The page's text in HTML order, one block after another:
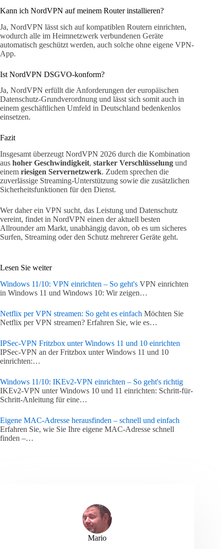
Kann ich NordVPN auf meinem Router installieren?
Ja, NordVPN lässt sich auf kompatiblen Routern einrichten,
wodurch alle im Heimnetzwerk verbundenen Geräte
automatisch geschützt werden, auch solche ohne eigene VPN-
App.
Ist NordVPN DSGVO-konform?
Ja, NordVPN erfüllt die Anforderungen der europäischen
Datenschutz-Grundverordnung und lässt sich somit auch in
einem geschäftlichen Umfeld in Deutschland bedenkenlos
einsetzen.
Fazit
Insgesamt überzeugt NordVPN 2026 durch die Kombination
aus hoher Geschwindigkeit, starker Verschlüsselung und
einem riesigen Servernetzwerk. Zudem sprechen die
zuverlässige Streaming-Unterstützung sowie die zusätzlichen
Sicherheitsfunktionen für den Dienst.
Wer daher ein VPN sucht, das Leistung und Datenschutz
vereint, findet in NordVPN einen der aktuell besten
Allrounder am Markt, unabhängig davon, ob es um sicheres
Surfen, Streaming oder den Schutz mehrerer Geräte geht.
Lesen Sie weiter
Windows 11/10: VPN einrichten – So geht's VPN einrichten
in Windows 11 und Windows 10: Wir zeigen…
Netflix per VPN streamen: So geht es einfach Möchten Sie
Netflix per VPN streamen? Erfahren Sie, wie es…
IPSec-VPN Fritzbox unter Windows 11 und 10 einrichten
IPSec-VPN an der Fritzbox unter Windows 11 und 10
einrichten:…
Windows 11/10: IKEv2-VPN einrichten – So geht's richtig
IKEv2-VPN unter Windows 10 und 11 einrichten: Schritt-für-
Schritt-Anleitung für eine…
Eigene MAC-Adresse herausfinden – schnell und einfach
Erfahren Sie, wie Sie Ihre eigene MAC-Adresse schnell
finden –…
Mario